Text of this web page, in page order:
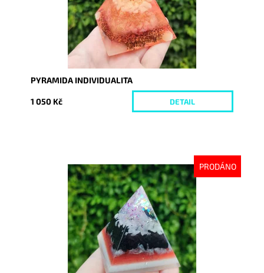
PYRAMIDA INDIVIDUALITA
1 050 Kč DETAIL
PRODÁNO
Dostupnost:
Vyprodáno
8739